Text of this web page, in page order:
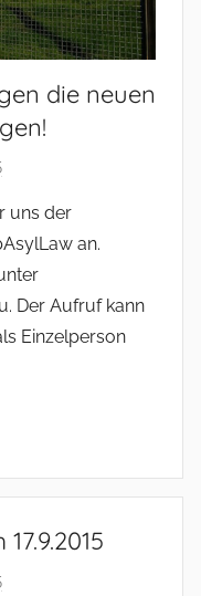
die neuen
n
a
d
m
i
r
t
uns der
an.
Der Aufruf kann
Einzelperson